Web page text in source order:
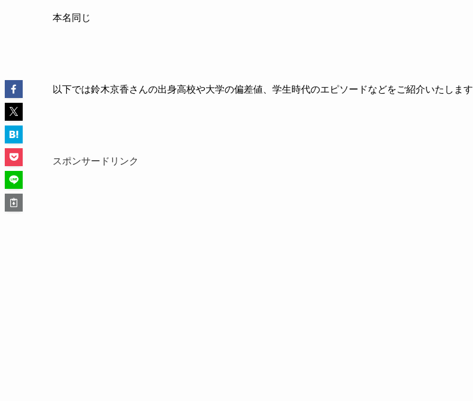
本名同じ
以下では鈴木京香さんの出身高校や大学の偏差値、学生時代のエピソードなどをご紹介いたします
スポンサードリンク